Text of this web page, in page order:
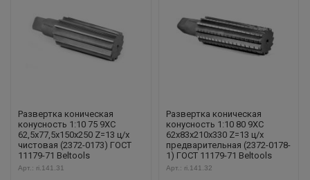
Развертка коническая
конусность 1:10 75 9ХС
62,5х77,5х150х250 Z=13 ц/х
чистовая (2372-0173) ГОСТ
11179-71 Beltools
Арт.: ri.141.31
Развертка коническая
конусность 1:10 80 9ХС
62х83х210х330 Z=13 ц/х
предварительная (2372-0178-
1) ГОСТ 11179-71 Beltools
Арт.: ri.141.32